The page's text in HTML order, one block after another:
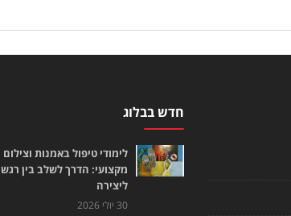
חדש בבלוג
לימודי טיפול באמנות וצילום
מקצועי: הדרך לשלב בין רגש
ליצירה
30 יולי 2026